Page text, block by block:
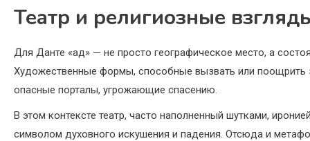
Театр и религиозные
Для Данте «ад» — не просто географическое место, а
Художественные формы, способные вызвать или поощрить
опасные порталы, угрожающие спасению.
В этом контексте театр, часто наполненный шутками,
символом духовного искушения и падения. Отсюда и